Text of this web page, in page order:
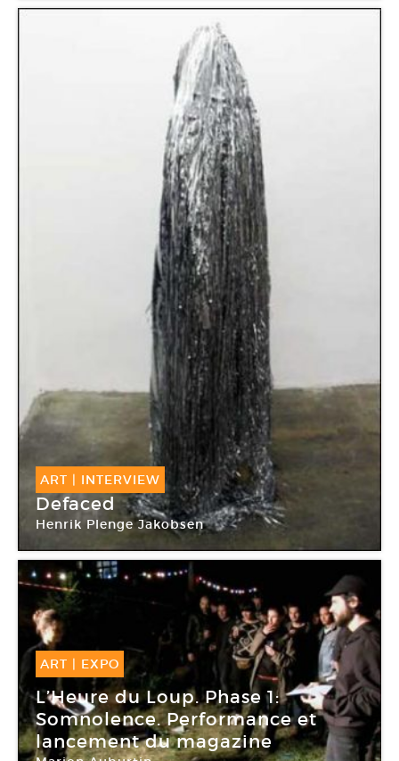
ART | INTERVIEW
Defaced
Henrik Plenge Jakobsen
Galerie Patricia Dorfmann
ART EXPO
16 Déc -16 Déc 2014
L’Heure du Loup. Phase 1:
Somnolence. Performance et
lancement du magazine